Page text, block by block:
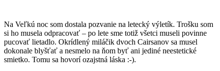
Na Veľkú noc som dostala pozvanie na letecký výletík. Trošku som
si ho musela odpracovať – po lete sme totiž všetci museli povinne
pucovať lietadlo. Okrídlený miláčik dvoch Cairsanov sa musel
dokonale blyšťať a nesmelo na ňom byť ani jediné neestetické
smietko. Tomu sa hovorí ozajstná láska :-).